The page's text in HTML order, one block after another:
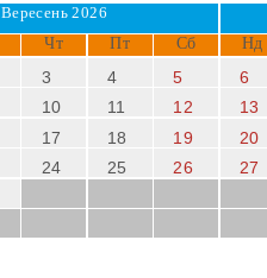
Вересень 2026
Чт Пт Сб Нд
3 4 5
6
10 11 12
13
17 18 19
20
24 25 26
27